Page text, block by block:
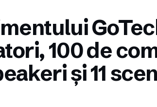
100 de
și 11